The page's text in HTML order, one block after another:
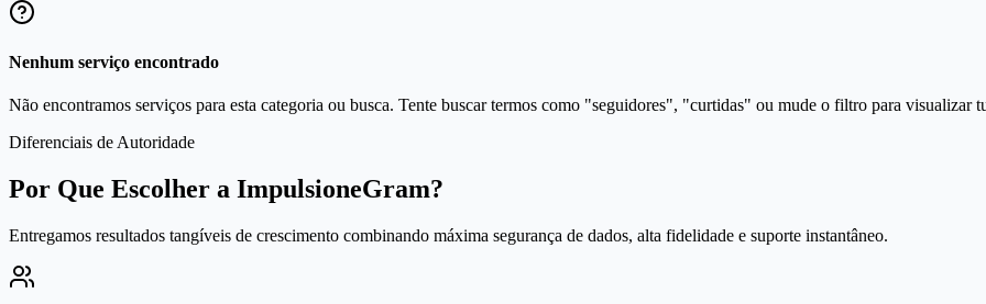
Nenhum serviço encontrado
Não encontramos serviços para esta categoria ou busca. Tente buscar termos como "seguidores", "curtidas" ou mude o filtro para visualizar
Diferenciais de Autoridade
Por Que Escolher a ImpulsioneGram?
Entregamos resultados tangíveis de crescimento combinando máxima segurança de dados, alta fidelidade e suporte instantâneo.